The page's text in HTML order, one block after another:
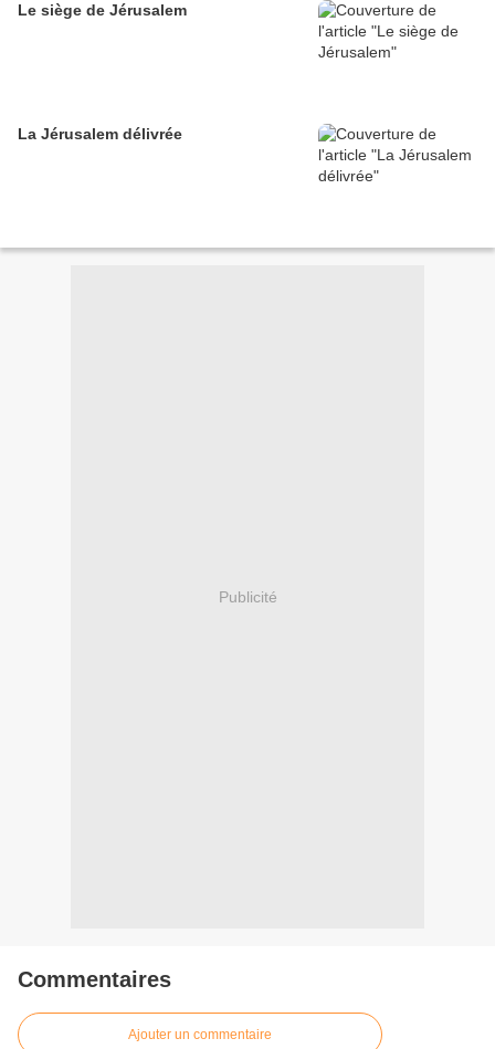
Le siège de Jérusalem
La Jérusalem délivrée
Publicité
Commentaires
Ajouter un commentaire